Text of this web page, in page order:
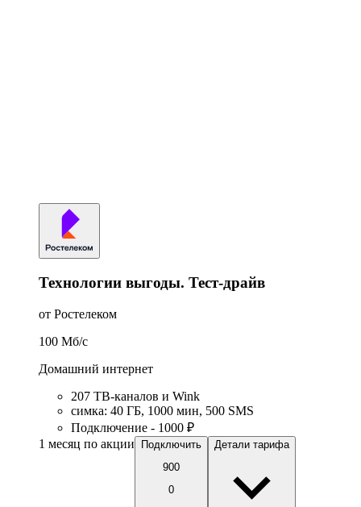
Технологии выгоды. Тест-драйв
от Ростелеком
100 Мб/c
Домашний интернет
207 ТВ-каналов и Wink
симка: 40 ГБ, 1000 мин, 500 SMS
Подключение - 1000 ₽
1 месяц по акции
Подключить
900
0
Детали тарифа